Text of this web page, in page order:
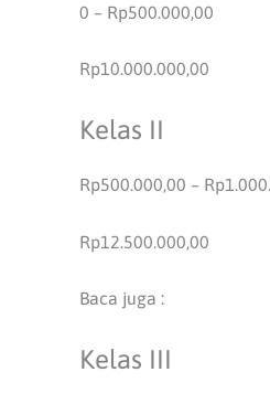
0 – Rp500.000,00
Rp10.000.000,00
Kelas II
Rp500.000,00 –
Rp12.500.000,00
Baca juga :
Kelas III